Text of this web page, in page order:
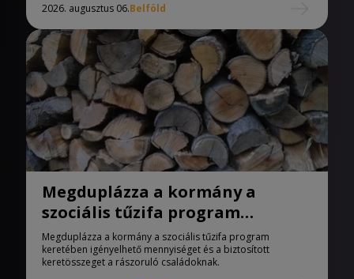
2026. augusztus 06.Belföld
Megduplázza a kormány a
szociális tűzifa program
keretében igényelhető
mennyiséget
Megduplázza a kormány a szociális tűzifa program
keretében igényelhető mennyiséget és a biztosított
keretösszeget a rászoruló családoknak.